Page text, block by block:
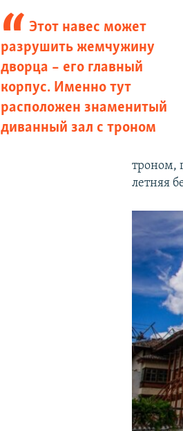
Этот навес может
разрушить жемчужину
дворца – его главный
корпус. Именно тут
расположен знаменитый
диванный зал с троном
троном,
летняя